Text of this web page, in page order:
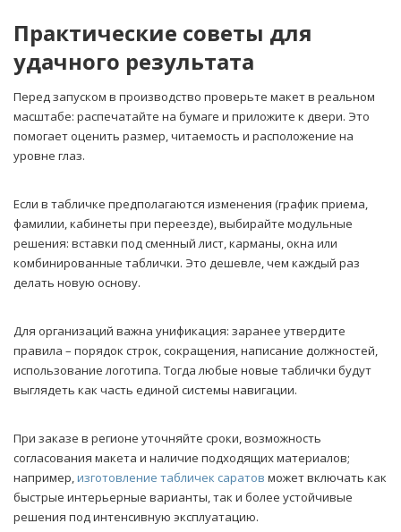
Практические советы для
удачного результата
Перед запуском в производство проверьте макет в реальном
масштабе: распечатайте на бумаге и приложите к двери. Это
помогает оценить размер, читаемость и расположение на
уровне глаз.
Если в табличке предполагаются изменения (график приема,
фамилии, кабинеты при переезде), выбирайте модульные
решения: вставки под сменный лист, карманы, окна или
комбинированные таблички. Это дешевле, чем каждый раз
делать новую основу.
Для организаций важна унификация: заранее утвердите
правила – порядок строк, сокращения, написание должностей,
использование логотипа. Тогда любые новые таблички будут
выглядеть как часть единой системы навигации.
При заказе в регионе уточняйте сроки, возможность
согласования макета и наличие подходящих материалов;
например,изготовление табличек саратов может включать как
быстрые интерьерные варианты, так и более устойчивые
решения под интенсивную эксплуатацию.